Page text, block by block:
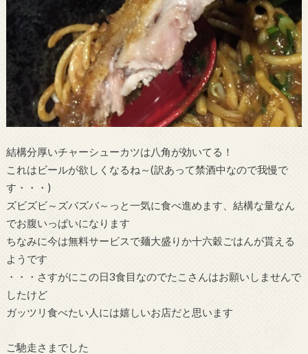
結構分厚いチャーシューカツは八角が効いてる！
これはビールが欲しくなるね～(訳あって禁酒中なので我慢で
す・・・)
ズビズビ～ズバズバ～っと一気に食べ進めます、結構な量なん
でお腹いっぱいになります
ちなみに今は無料サービスで麺大盛りか十六穀ごはんが貰える
ようです
・・・さすがにこの日3食目なのでたこさんはお願いしませんで
したけど
ガッツリ食べたい人には嬉しいお店だと思います
ご馳走さまでした